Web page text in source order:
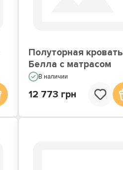
Полуторная кровать
Белла с матрасом
В наличии
12 773 грн